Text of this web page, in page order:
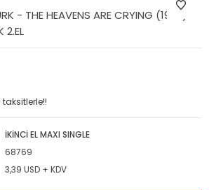
- THE HEAVENS ARE CRYING (1982) -
2.EL
İKİNCİ EL MAXI SINGLE
68769
3,39 USD + KDV